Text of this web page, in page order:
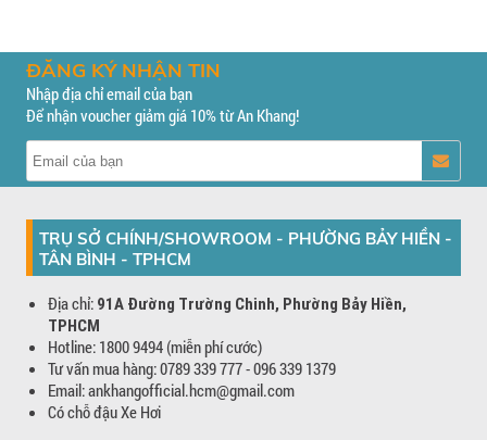
ĐĂNG KÝ NHẬN TIN
Nhập địa chỉ email của bạn
Để nhận voucher giảm giá 10% từ An Khang!
TRỤ SỞ CHÍNH/SHOWROOM - PHƯỜNG BẢY HIỀN -
TÂN BÌNH - TPHCM
Địa chỉ: 91A Đường Trường Chinh, Phường Bảy Hiền,
TPHCM
Hotline: 1800 9494 (miễn phí cước)
Tư vấn mua hàng: 0789 339 777 - 096 339 1379
Email: ankhangofficial.hcm@gmail.com
Có chỗ đậu Xe Hơi